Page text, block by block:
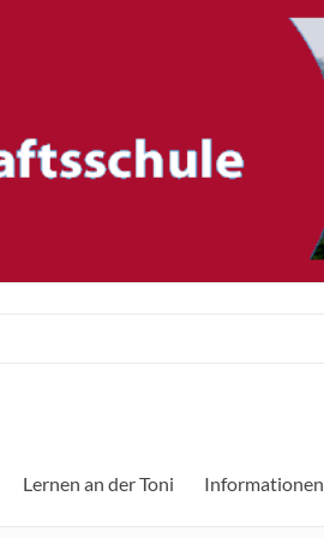
Lernen an der Toni Informationen